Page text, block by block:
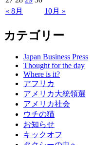
« 8月 10月 »
カテゴリー
Japan Business Press
Thought for the day
Where is it?
アフリカ
アメリカ大統領選
アメリカ社会
ウチの猫
お知らせ
キックオフ